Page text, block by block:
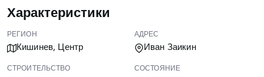
Характеристики
РЕГИОН
Кишинев, Центр
АДРЕС
Иван Заикин
СТРОИТЕЛЬСТВО СОСТОЯНИЕ